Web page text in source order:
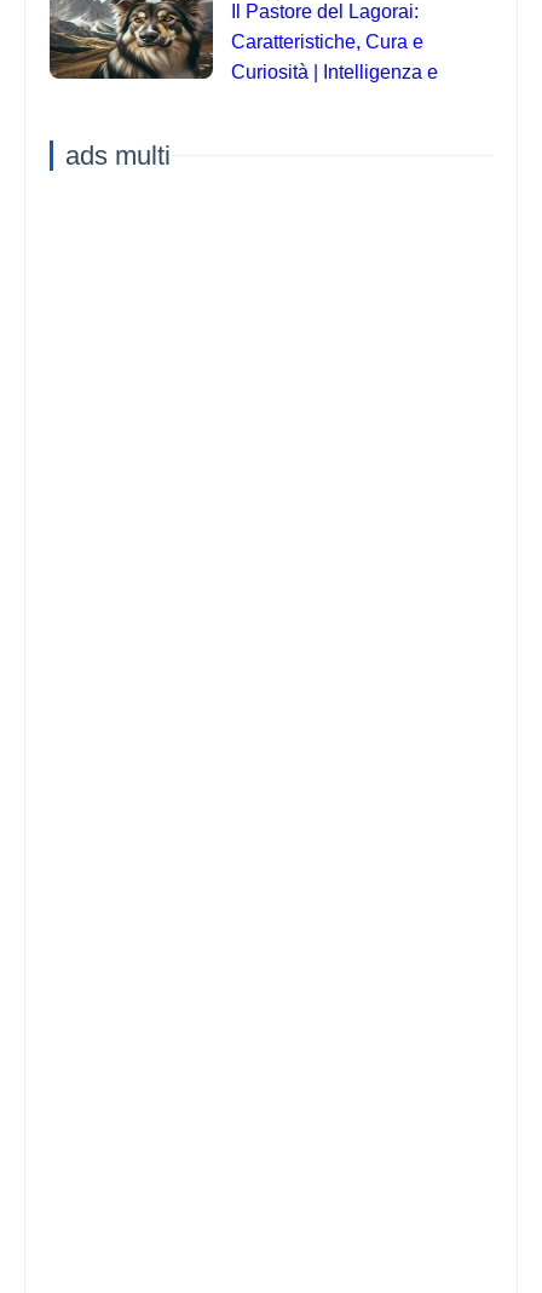
Il Pastore del Lagorai:
Caratteristiche, Cura e
Curiosità | Intelligenza e
ads multi